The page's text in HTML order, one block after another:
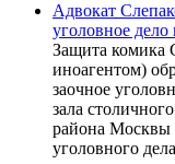
Адвокат
уголовное дело
Защита комика
иноагентом)
заочное
зала
района Москвы
уголовного